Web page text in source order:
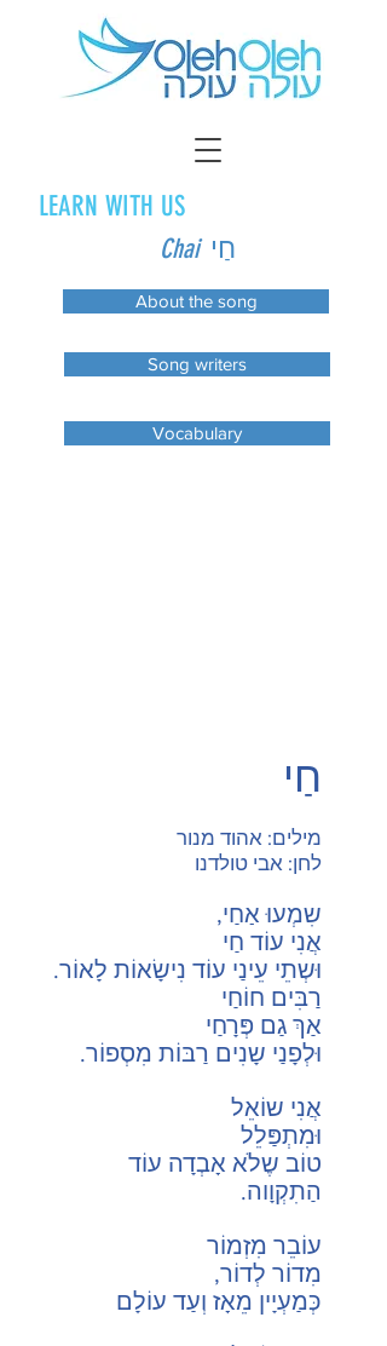
חַי
מילים: אהוד מנור
לחן: אבי טולדנו
שִמְעוּ אַחַי,
אֲנִי עוֹד חַי
וּשְתֵי עֵינַי עוֹד נִישָׂאוֹת לָאוֹר.
רַבִּים חוֹחַי
אַךְ גַם פְּרָחַי
וּלְפָנַי שָנִים רַבּוֹת מִסְפוֹר.
אֲנִי שוֹאֵל
וּמִתְפַּלֵל
טוֹב שֶלֹא אָבְדָה עוֹד
הַתִקְוָוה.
עוֹבֵר מִזְמוֹר
מִדוֹר לְדוֹר,
כְּמַעְיָין מֵאָז וְעַד עוֹלָם
About the song
Song writers
Vocabulary
Chai חַי
LEARN WITH US